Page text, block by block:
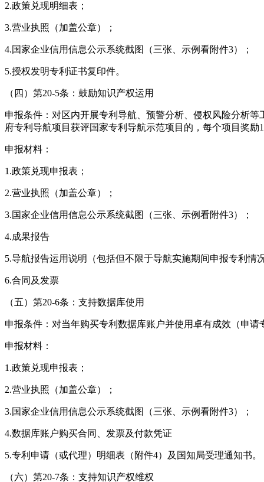
2.政策兑现明细表；
3.营业执照（加盖公章）；
4.国家企业信用信息公示系统截图（三张、示例看附件3）；
5.授权发明专利证书复印件。
（四）第20-5条：鼓励知识产权运用
申报条件：对区内开展专利导航、预警分析、侵权风险分析
府专利导航项目获评国家专利导航示范项目的，每个项目奖励
申报材料：
1.政策兑现申报表；
2.营业执照（加盖公章）；
3.国家企业信用信息公示系统截图（三张、示例看附件3）；
4.成果报告
5.导航报告运用说明（包括但不限于导航实施期间申报专利情
6.合同及发票
（五）第20-6条：支持数据库使用
申报条件：对当年购买专利数据库账户并使用卓有成效（申
申报材料：
1.政策兑现申报表；
2.营业执照（加盖公章）；
3.国家企业信用信息公示系统截图（三张、示例看附件3）；
4.数据库账户购买合同、发票及付款凭证
5.专利申请（或代理）明细表（附件4）及国知局受理通知书。
（六）第20-7条：支持知识产权维权